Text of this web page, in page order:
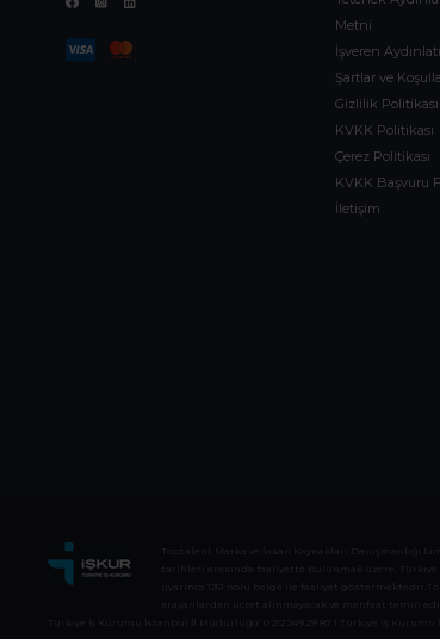
Metni
İşveren
Şartlar ve
Gizlilik Politikası
KVKK Politikası
Çerez Politikası
KVKK Başvuru
İletişim
Toptalent Marka ve İnsan Kaynakları Danışmanlığı
tarihleri arasında faaliyette bulunmak üzere, Türkiye İş
uyarınca 1251 nolu belge ile faaliyet
arayanlardan ücret alınmayacak ve menfaat temin
Türkiye İş Kurumu İstanbul İl Müdürlüğü: 0 212 249 29 87 | Türkiye iş